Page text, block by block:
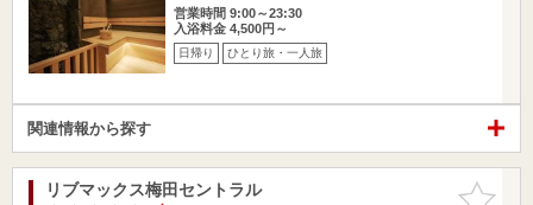
営業時間 9:00～23:30
入浴料金 4,500円～
日帰り ひとり旅・一人旅
関連情報から探す
お気に入
リブマックス梅田セントラル